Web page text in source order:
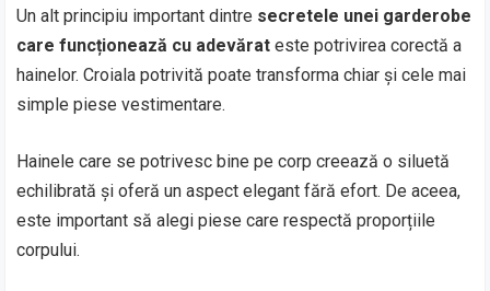
Un alt principiu important dintre secretele unei garderobe
care funcționează cu adevărat este potrivirea corectă a
hainelor. Croiala potrivită poate transforma chiar și cele mai
simple piese vestimentare.
Hainele care se potrivesc bine pe corp creează o siluetă
echilibrată și oferă un aspect elegant fără efort. De aceea,
este important să alegi piese care respectă proporțiile
corpului.